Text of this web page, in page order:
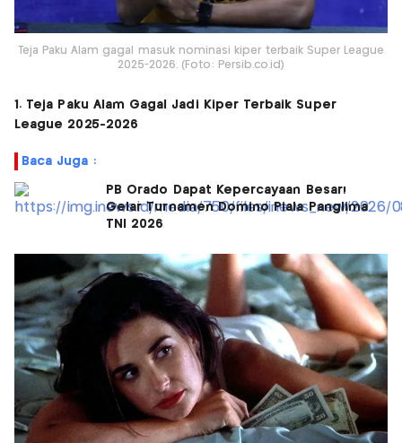
Teja Paku Alam gagal masuk nominasi kiper terbaik Super League
2025-2026. (Foto: Persib.co.id)
1. Teja Paku Alam Gagal Jadi Kiper Terbaik Super
League 2025-2026
Baca Juga :
PB Orado Dapat Kepercayaan Besar!
Gelar Turnamen Domino Piala Panglima
TNI 2026